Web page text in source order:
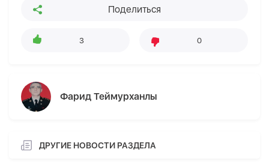
Поделиться
3 0
Фарид Теймурханлы
ДРУГИЕ НОВОСТИ РАЗДЕЛА